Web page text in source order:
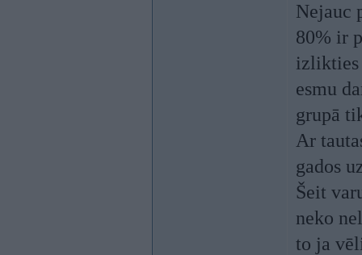
Nejauc
80% ir
izlikties
esmu
grupā
Ar
gados
Šeit
neko
to ja